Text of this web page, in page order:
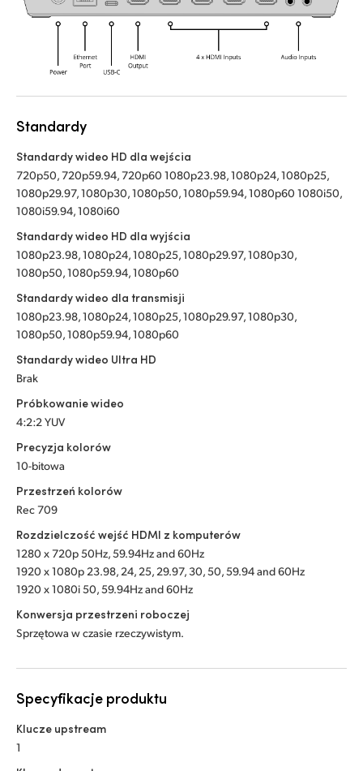
Standardy
Standardy wideo HD dla wejścia
720p50, 720p59.94, 720p60 1080p23.98, 1080p24, 1080p25,
1080p29.97, 1080p30, 1080p50, 1080p59.94, 1080p60 1080i50,
1080i59.94, 1080i60
Standardy wideo HD dla wyjścia
1080p23.98, 1080p24, 1080p25, 1080p29.97, 1080p30,
1080p50, 1080p59.94, 1080p60
Standardy wideo dla transmisji
1080p23.98, 1080p24, 1080p25, 1080p29.97, 1080p30,
1080p50, 1080p59.94, 1080p60
Standardy wideo Ultra HD
Brak
Próbkowanie wideo
4:2:2 YUV
Precyzja kolorów
10-bitowa
Przestrzeń kolorów
Rec 709
Rozdzielczość wejść HDMI z komputerów
1280 x 720p 50Hz, 59.94Hzand 60Hz
1920 x 1080p 23.98, 24, 25, 29.97, 30, 50,59.94 and 60Hz
1920 x 1080i 50, 59.94Hzand 60Hz
Konwersja przestrzeni roboczej
Sprzętowa w czasie rzeczywistym.
Specyfikacje produktu
Klucze upstream
1